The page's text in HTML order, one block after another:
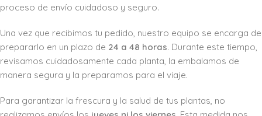
proceso de envío cuidadoso y seguro.
Una vez que recibimos tu pedido, nuestro equipo se encarga de
prepararlo en un plazo de 24 a 48 horas. Durante este tiempo,
revisamos cuidadosamente cada planta, la embalamos de
manera segura y la preparamos para el viaje.
Para garantizar la frescura y la salud de tus plantas, no